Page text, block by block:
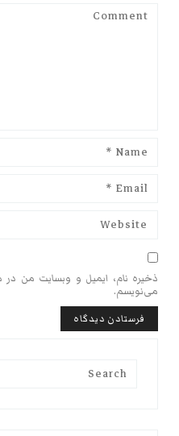
ذخیره نام، ایمیل و وبسایت من در
می‌نویسم.
Search